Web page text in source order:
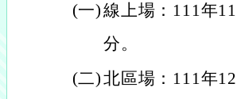
(一)線上場：111年
分。
(二)北區場：111年